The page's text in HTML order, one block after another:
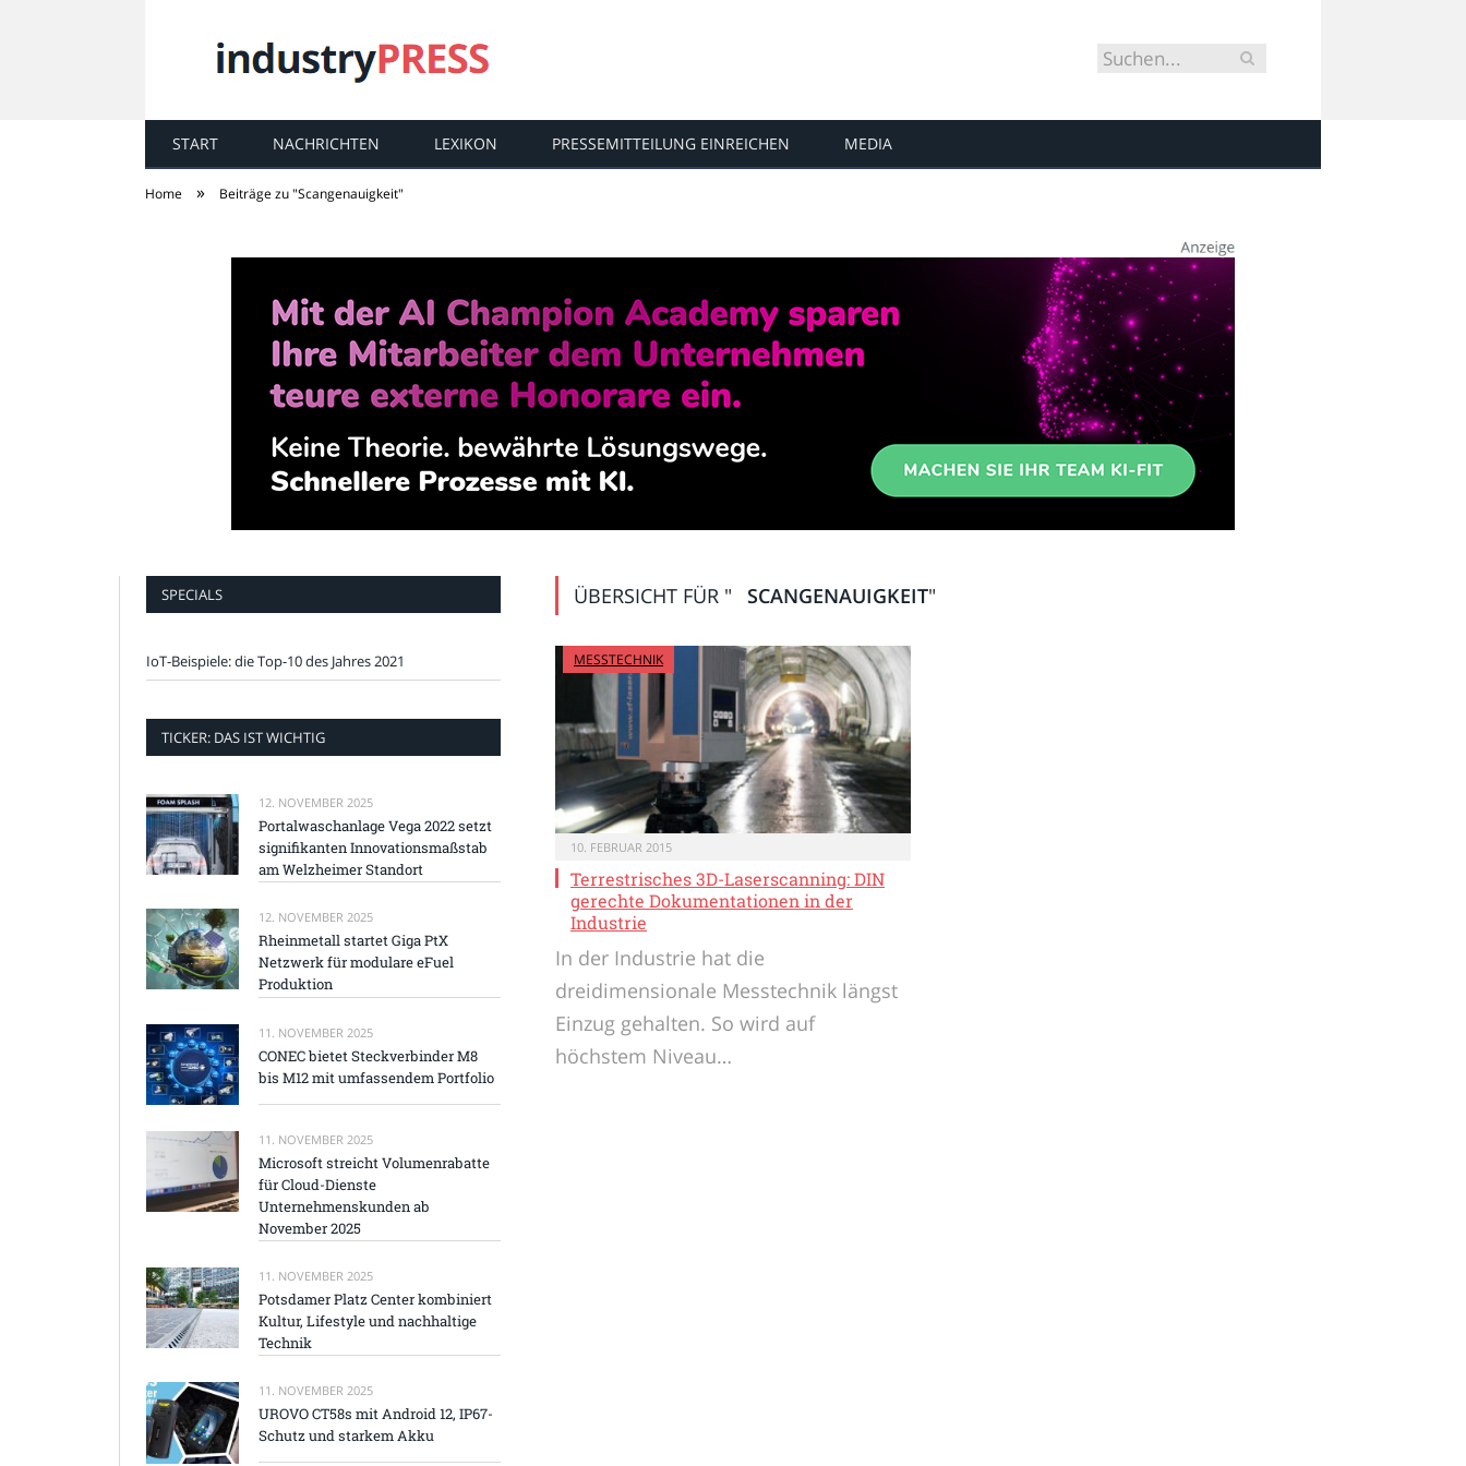
industryPRESS
START NACHRICHTEN LEXIKON PRESSEMITTEILUNG EINREICHEN MEDIA
Home » Beiträge zu "Scangenauigkeit"
ÜBERSICHT FÜR " SCANGENAUIGKEIT"
MESSTECHNIK
10. FEBRUAR 2015
Terrestrisches 3D-Laserscanning: DIN
gerechte Dokumentationen in der
Industrie
In der Industrie hat die
dreidimensionale Messtechnik längst
Einzug gehalten. So wird auf
höchstem Niveau…
SPECIALS
IoT-Beispiele: die Top-10 des Jahres 2021
TICKER: DAS IST WICHTIG
12. NOVEMBER 2025
Portalwaschanlage Vega 2022 setzt
signifikanten Innovationsmaßstab
am Welzheimer Standort
12. NOVEMBER 2025
Rheinmetall startet Giga PtX
Netzwerk für modulare eFuel
Produktion
11. NOVEMBER 2025
CONEC bietet Steckverbinder M8
bis M12 mit umfassendem Portfolio
11. NOVEMBER 2025
Microsoft streicht Volumenrabatte
für Cloud-Dienste
Unternehmenskunden ab
November 2025
11. NOVEMBER 2025
Potsdamer Platz Center kombiniert
Kultur, Lifestyle und nachhaltige
Technik
11. NOVEMBER 2025
UROVO CT58s mit Android 12, IP67-
Schutz und starkem Akku